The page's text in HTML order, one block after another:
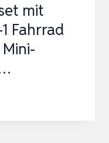
mit
Fahrrad